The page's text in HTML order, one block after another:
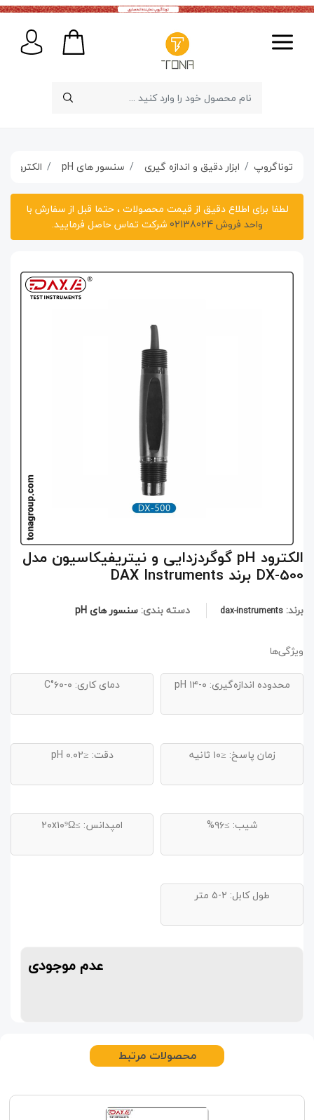
توناگروپ ابزار دقیق و اندازه گیری سنسور های pH الکترود pH گوگردزدایی و نیتریفیکاسیون مدل DX-500 برند DAX Instruments
لطفا برای اطلاع دقیق از قیمت محصولات ، حتما قبل از سفارش با
واحد فروش 02138024
شرکت تماس حاصل فرمایید.
الکترود pH گوگردزدایی و نیتریفیکاسیون مدل
DX-500 برند DAX Instruments
برند: dax-instruments دسته بندی: سنسور های pH
ویژگی‌ها
محدوده اندازه‌گیری: ۰-۱۴ pH دمای کاری: ۰-۶۰°C
زمان پاسخ: ≤۱۰ ثانیه دقت: ≤۰.۰۲ pH
شیب: ≥۹۶% امپدانس: ≥۲۰x۱۰⁹Ω
طول کابل: ۲-۵ متر
عدم موجودی
محصولات مرتبط